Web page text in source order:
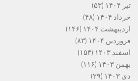
تیر ۱۴۰۴
(۵۳)
خرداد ۱۴۰۴
(۴۸)
اردیبهشت ۱۴۰۴
(۱۴۶)
فروردین ۱۴۰۴
(۸۳)
اسفند ۱۴۰۳
(۱۵۳)
بهمن ۱۴۰۳
(۱۱۶)
دی ۱۴۰۳
(۲۹)